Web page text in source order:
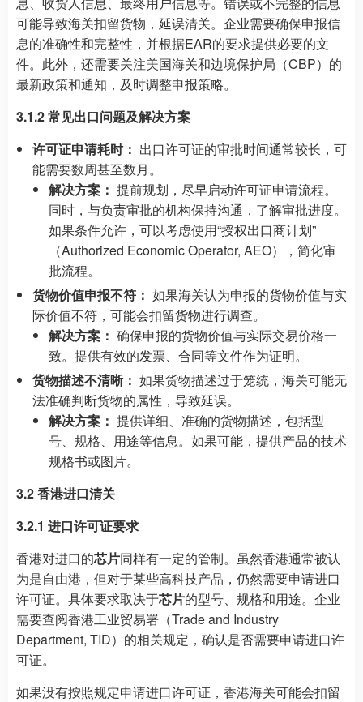
可能导致海关扣留货物，延误清关。企业需要确保申报信
息的准确性和完整性，并根据EAR的要求提供必要的文
件。此外，还需要关注美国海关和边境保护局（CBP）的
最新政策和通知，及时调整申报策略。
3.1.2 常见出口问题及解决方案
许可证申请耗时： 出口许可证的审批时间通常较长，可
能需要数周甚至数月。
解决方案： 提前规划，尽早启动许可证申请流程。
同时，与负责审批的机构保持沟通，了解审批进度。
如果条件允许，可以考虑使用“授权出口商计划”
（Authorized Economic Operator, AEO），简化审
批流程。
货物价值申报不符： 如果海关认为申报的货物价值与实
际价值不符，可能会扣留货物进行调查。
解决方案： 确保申报的货物价值与实际交易价格一
致。提供有效的发票、合同等文件作为证明。
货物描述不清晰： 如果货物描述过于笼统，海关可能无
法准确判断货物的属性，导致延误。
解决方案： 提供详细、准确的货物描述，包括型
号、规格、用途等信息。如果可能，提供产品的技术
规格书或图片。
3.2 香港进口清关
3.2.1 进口许可证要求
香港对进口的芯片同样有一定的管制。虽然香港通常被认
为是自由港，但对于某些高科技产品，仍然需要申请进口
许可证。具体要求取决于芯片的型号、规格和用途。企业
需要查阅香港工业贸易署（Trade and Industry
Department, TID）的相关规定，确认是否需要申请进口许
可证。
如果没有按照规定申请进口许可证，香港海关可能会扣留